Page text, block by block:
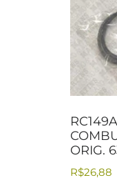
ORIG.
R$26,88